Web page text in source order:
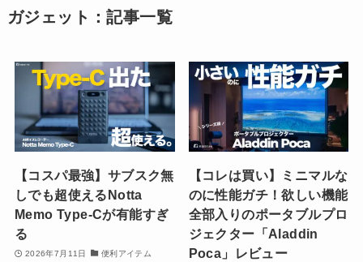
ガジェット：記事一覧
【コスパ最強】サブスク無
しでも超使えるNotta
Memo Type-Cが有能すぎ
る
2026年7月11日 便利アイテム
【コレは買い】ミニマルな
のに性能ガチ！欲しい機能
全部入りのポータブルプロ
ジェクター「Aladdin
Poca」レビュー